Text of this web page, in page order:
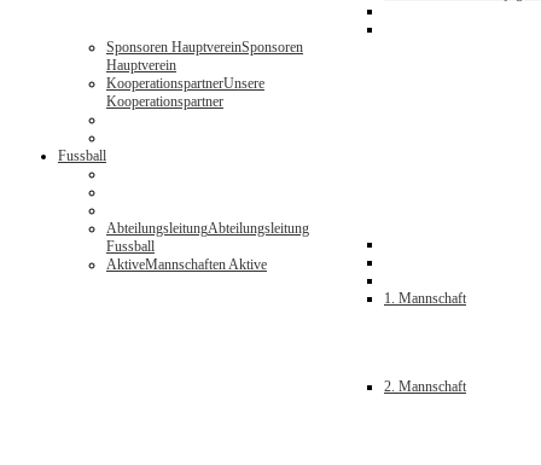
Sponsoren HauptvereinSponsoren
Hauptverein
KooperationspartnerUnsere
Kooperationspartner
Fussball
AbteilungsleitungAbteilungsleitung
Fussball
AktiveMannschaften Aktive
1. Mannschaft
2. Mannschaft